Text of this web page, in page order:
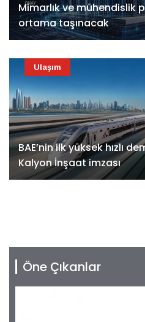
Mimarlık ve mühendislik
ortama taşınacak
BAE’nin ilk yüksek hızlı
Kalyon İnşaat imzası
Ulaşım
Öne Çıkanlar